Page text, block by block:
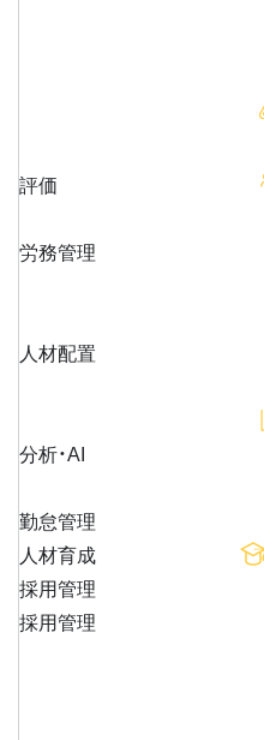
評価
労務管理
人材配置
分析・AI
勤怠管理
人材育成
採用管理
採用管理